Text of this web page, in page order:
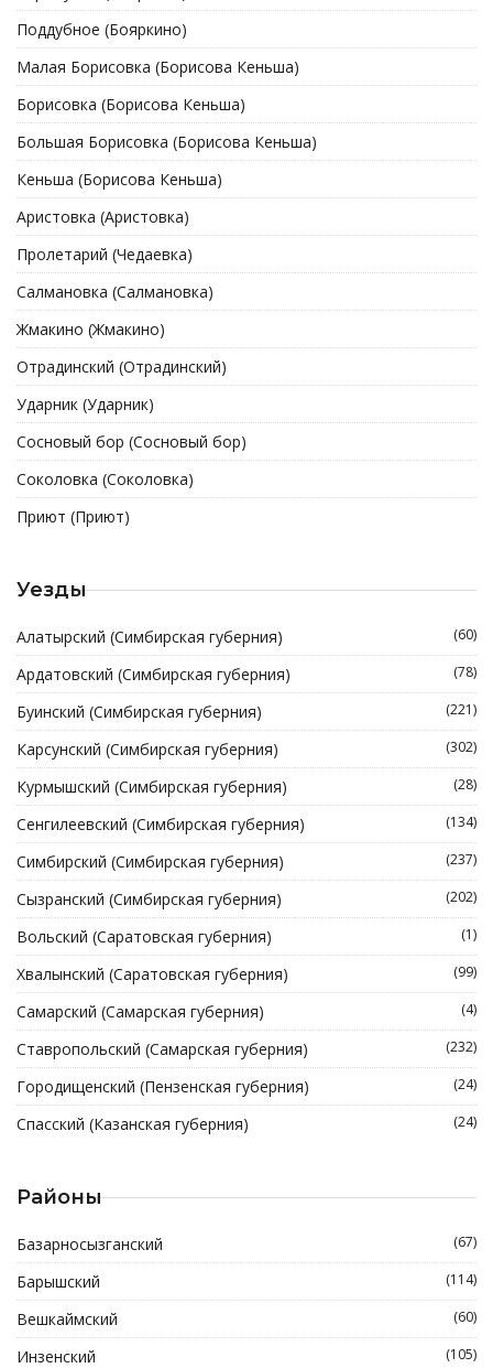
Поддубное (Бояркино)
Малая Борисовка (Борисова Кеньша)
Борисовка (Борисова Кеньша)
Большая Борисовка (Борисова Кеньша)
Кеньша (Борисова Кеньша)
Аристовка (Аристовка)
Пролетарий (Чедаевка)
Салмановка (Салмановка)
Жмакино (Жмакино)
Отрадинский (Отрадинский)
Ударник (Ударник)
Сосновый бор (Сосновый бор)
Соколовка (Соколовка)
Приют (Приют)
Уезды
Алатырский (Симбирская губерния) (60)
Ардатовский (Симбирская губерния) (78)
Буинский (Симбирская губерния) (221)
Карсунский (Симбирская губерния) (302)
Курмышский (Симбирская губерния) (28)
Сенгилеевский (Симбирская губерния) (134)
Симбирский (Симбирская губерния) (237)
Сызранский (Симбирская губерния) (202)
Вольский (Саратовская губерния) (1)
Хвалынский (Саратовская губерния) (99)
Самарский (Самарская губерния) (4)
Ставропольский (Самарская губерния) (232)
Городищенский (Пензенская губерния) (24)
Спасский (Казанская губерния) (24)
Районы
Базарносызганский (67)
Барышский (114)
Вешкаймский (60)
Инзенский (105)